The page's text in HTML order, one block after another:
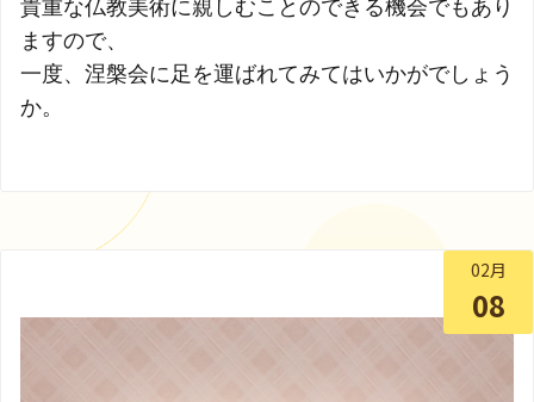
貴重な仏教美術に親しむことのできる機会でもあり
ますので、
一度、涅槃会に足を運ばれてみてはいかがでしょう
か。
02月
08